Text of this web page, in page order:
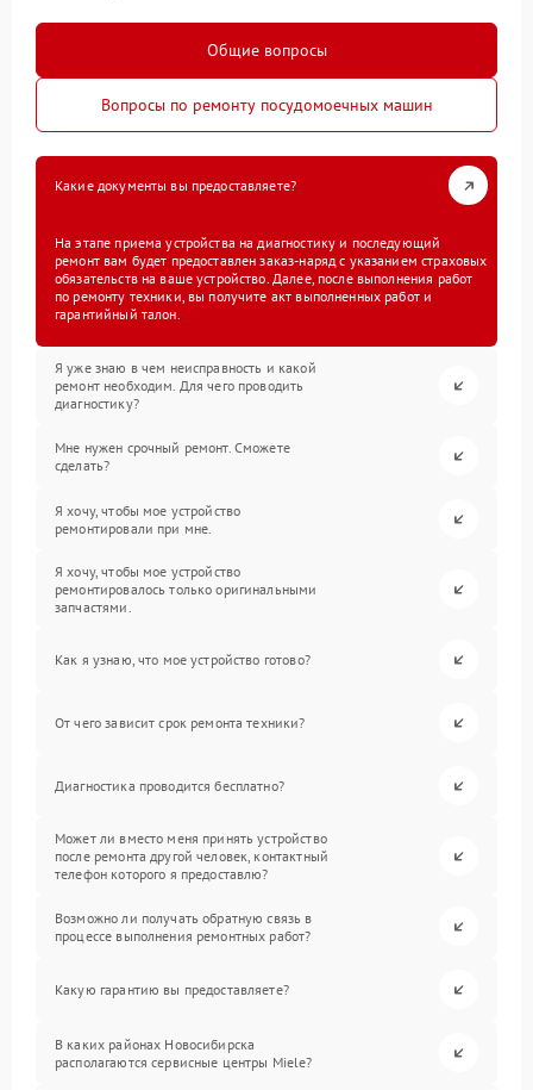
Общие вопросы
Вопросы по ремонту посудомоечных машин
Какие документы вы предоставляете?
На этапе приема устройства на диагностику и последующий
ремонт вам будет предоставлен заказ-наряд с указанием страховых
обязательств на ваше устройство. Далее, после выполнения работ
по ремонту техники, вы получите акт выполненных работ и
гарантийный талон.
Я уже знаю в чем неисправность и какой
ремонт необходим. Для чего проводить
диагностику?
Мне нужен срочный ремонт. Сможете
сделать?
Я хочу, чтобы мое устройство
ремонтировали при мне.
Я хочу, чтобы мое устройство
ремонтировалось только оригинальными
запчастями.
Как я узнаю, что мое устройство готово?
От чего зависит срок ремонта техники?
Диагностика проводится бесплатно?
Может ли вместо меня принять устройство
после ремонта другой человек, контактный
телефон которого я предоставлю?
Возможно ли получать обратную связь в
процессе выполнения ремонтных работ?
Какую гарантию вы предоставляете?
В каких районах Новосибирска
располагаются сервисные центры Miele?